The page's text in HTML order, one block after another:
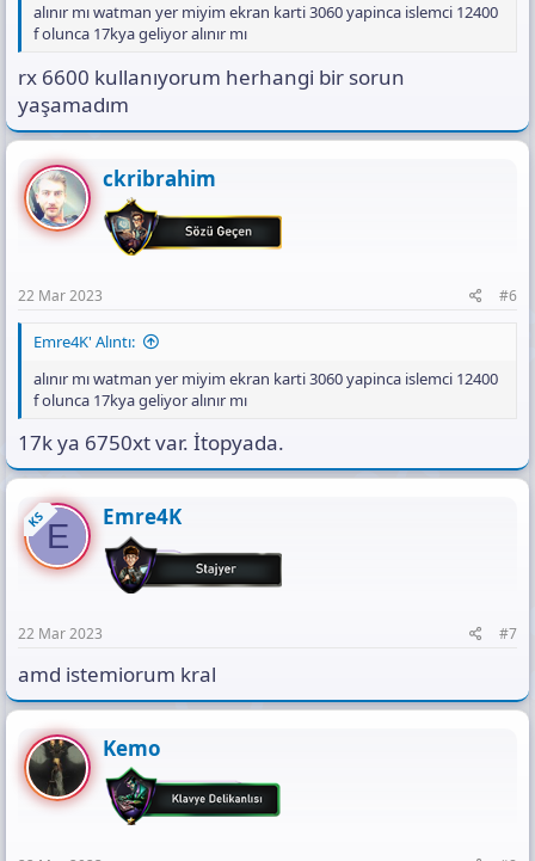
alınır mı watman yer miyim ekran karti 3060 yapinca islemci 12400
f olunca 17kya geliyor alınır mı
rx 6600 kullanıyorum herhangi bir sorun
yaşamadım
ckribrahim
22 Mar 2023 #6
Emre4K' Alıntı:
alınır mı watman yer miyim ekran karti 3060 yapinca islemci 12400
f olunca 17kya geliyor alınır mı
17k ya 6750xt var. İtopyada.
KSE Emre4K
22 Mar 2023 #7
amd istemiorum kral
Kemo